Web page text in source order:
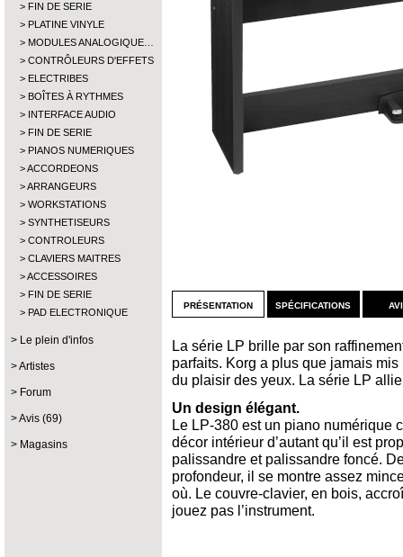
FIN DE SERIE
PLATINE VINYLE
MODULES ANALOGIQUE…
CONTRÔLEURS D'EFFETS
ELECTRIBES
BOÎTES À RYTHMES
INTERFACE AUDIO
FIN DE SERIE
PIANOS NUMERIQUES
ACCORDEONS
ARRANGEURS
WORKSTATIONS
SYNTHETISEURS
CONTROLEURS
CLAVIERS MAITRES
ACCESSOIRES
FIN DE SERIE
PAD ELECTRONIQUE
Le plein d'infos
Artistes
Forum
Avis (69)
Magasins
présentation
La série LP brille par son
parfaits. Korg a plus que jamais
du plaisir des yeux. La série LP
Un design élégant.
Le LP-380 est un piano numérique
décor intérieur d’autant qu’il est
palissandre et palissandre foncé.
profondeur, il se montre assez
où. Le couvre-clavier, en bois,
jouez pas l’instrument.
spécifications